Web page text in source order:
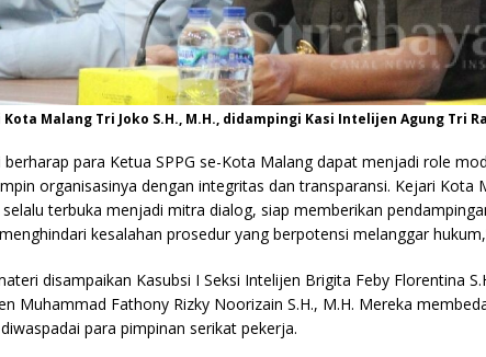
Malang Tri Joko S.H., M.H., didampingi Kasi Intelijen Agung Tri
berharap para Ketua SPPG se-Kota Malang dapat menjadi role
organisasinya dengan integritas dan transparansi. Kejari Kota
terbuka menjadi mitra dialog, siap memberikan
kesalahan prosedur yang berpotensi melanggar
disampaikan Kasubsi I Seksi Intelijen Brigita Feby Florentina
Muhammad Fathony Rizky Noorizain S.H., M.H. Mereka
para pimpinan serikat pekerja.